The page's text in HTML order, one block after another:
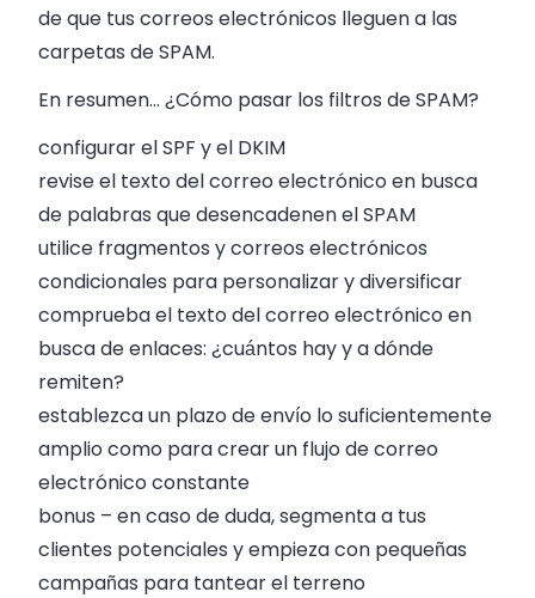
de que tus correos electrónicos lleguen a las
carpetas de SPAM.
En resumen… ¿Cómo pasar los filtros de SPAM?
configurar el SPF y el DKIM
revise el texto del correo electrónico en busca
de palabras que desencadenen el SPAM
utilice fragmentos y correos electrónicos
condicionales para personalizar y diversificar
comprueba el texto del correo electrónico en
busca de enlaces: ¿cuántos hay y a dónde
remiten?
establezca un plazo de envío lo suficientemente
amplio como para crear un flujo de correo
electrónico constante
bonus – en caso de duda, segmenta a tus
clientes potenciales y empieza con pequeñas
campañas para tantear el terreno